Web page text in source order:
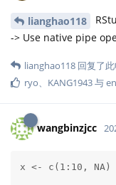
lianghao118
-> Use native pipe
lianghao118 回复了
ryo、 KANG1943与
wangbinzjcc
x <- c(1:10, NA)